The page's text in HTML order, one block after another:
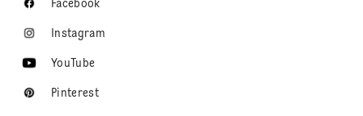
Facebook
Instagram
YouTube
Pinterest